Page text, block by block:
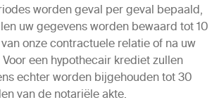
worden geval per geval bepaald,
uw gegevens worden bewaard tot 10
onze contractuele relatie of na uw
een hypothecair krediet zullen
echter worden bijgehouden tot 30
van de notariële akte.